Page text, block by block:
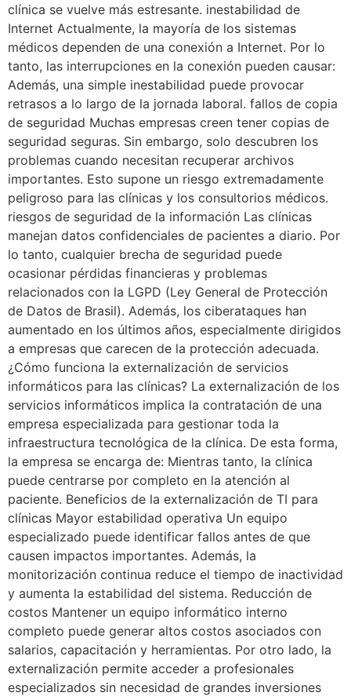
clínica se vuelve más estresante. inestabilidad de
Internet Actualmente, la mayoría de los sistemas
médicos dependen de una conexión a Internet. Por lo
tanto, las interrupciones en la conexión pueden causar:
Además, una simple inestabilidad puede provocar
retrasos a lo largo de la jornada laboral. fallos de copia
de seguridad Muchas empresas creen tener copias de
seguridad seguras. Sin embargo, solo descubren los
problemas cuando necesitan recuperar archivos
importantes. Esto supone un riesgo extremadamente
peligroso para las clínicas y los consultorios médicos.
riesgos de seguridad de la información Las clínicas
manejan datos confidenciales de pacientes a diario. Por
lo tanto, cualquier brecha de seguridad puede
ocasionar pérdidas financieras y problemas
relacionados con la LGPD (Ley General de Protección
de Datos de Brasil). Además, los ciberataques han
aumentado en los últimos años, especialmente dirigidos
a empresas que carecen de la protección adecuada.
¿Cómo funciona la externalización de servicios
informáticos para las clínicas? La externalización de los
servicios informáticos implica la contratación de una
empresa especializada para gestionar toda la
infraestructura tecnológica de la clínica. De esta forma,
la empresa se encarga de: Mientras tanto, la clínica
puede centrarse por completo en la atención al
paciente. Beneficios de la externalización de TI para
clínicas Mayor estabilidad operativa Un equipo
especializado puede identificar fallos antes de que
causen impactos importantes. Además, la
monitorización continua reduce el tiempo de inactividad
y aumenta la estabilidad del sistema. Reducción de
costos Mantener un equipo informático interno
completo puede generar altos costos asociados con
salarios, capacitación y herramientas. Por otro lado, la
externalización permite acceder a profesionales
especializados sin necesidad de grandes inversiones